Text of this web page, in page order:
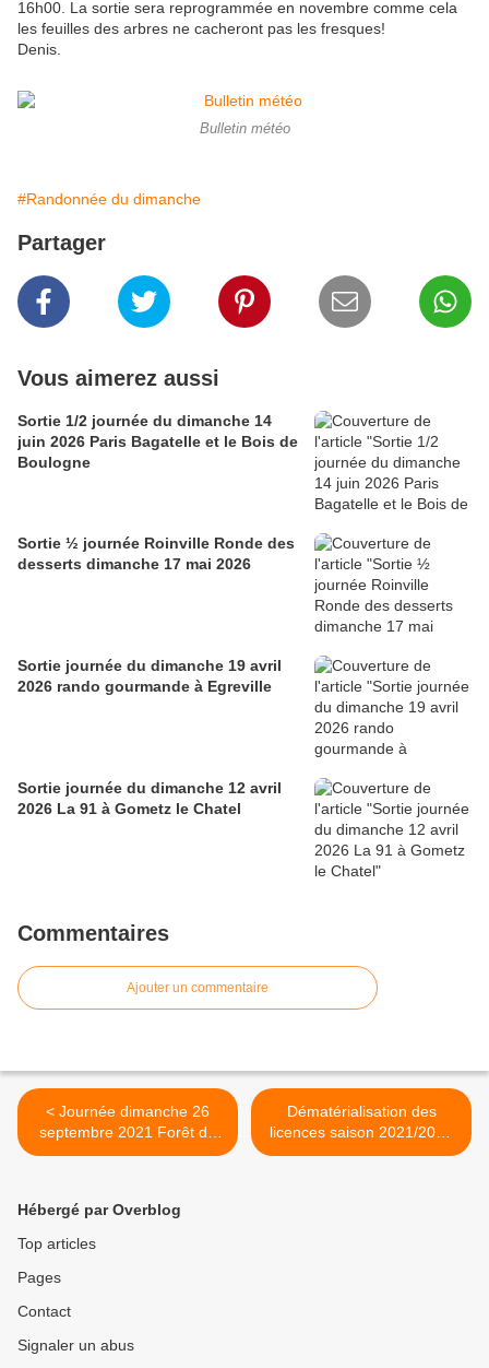
16h00. La sortie sera reprogrammée en novembre comme cela
les feuilles des arbres ne cacheront pas les fresques!
Denis.
Bulletin météo
#Randonnée du dimanche
Partager
Vous aimerez aussi
Sortie 1/2 journée du dimanche 14
juin 2026 Paris Bagatelle et le Bois de
Boulogne
Sortie ½ journée Roinville Ronde des
desserts dimanche 17 mai 2026
Sortie journée du dimanche 19 avril
2026 rando gourmande à Egreville
Sortie journée du dimanche 12 avril
2026 La 91 à Gometz le Chatel
Commentaires
Ajouter un commentaire
< Journée dimanche 26
septembre 2021 Forêt de
Bréviande
Dématérialisation des
licences saison 2021/2022
>
Hébergé par Overblog
Top articles
Pages
Contact
Signaler un abus